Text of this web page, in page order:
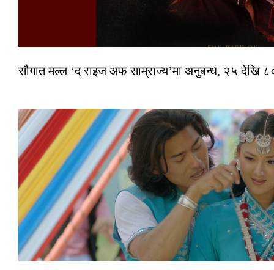
सौगात मल्ल ‘द राइज अफ साम्राज्य’मा अनुबन्ध, २५ देखि